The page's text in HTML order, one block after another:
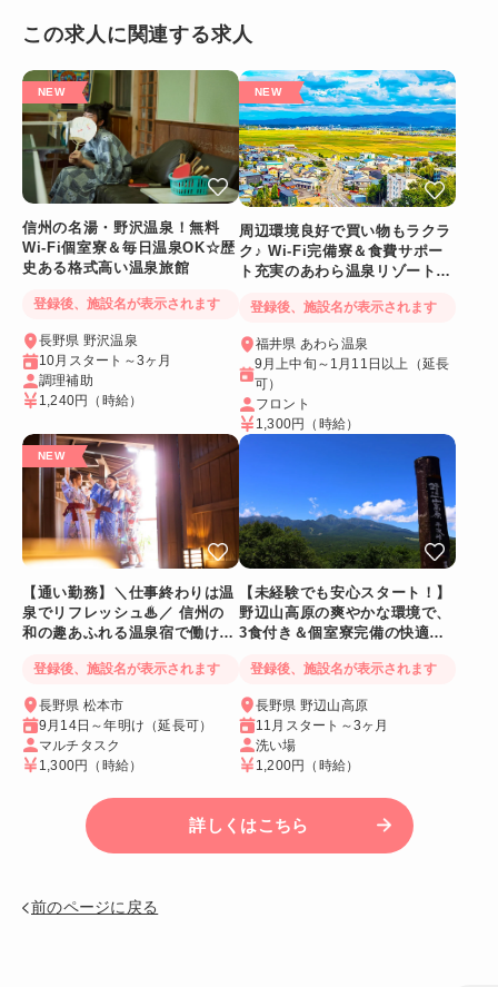
この求人に関連する求人
信州の名湯・野沢温泉！無料
Wi-Fi個室寮＆毎日温泉OK☆歴
史ある格式高い温泉旅館
登録後、施設名が表示されます
長野県 野沢温泉
10月スタート～3ヶ月
調理補助
1,240円
（時給）
周辺環境良好で買い物もラクラ
ク♪ Wi-Fi完備寮＆食費サポー
ト充実のあわら温泉リゾートバ
登録後、施設名が表示されます
福井県 あわら温泉
9月上中旬～1月11日以上（延長
可）
フロント
1,300円
（時給）
【通い勤務】＼仕事終わりは温
泉でリフレッシュ♨／ 信州の
和の趣あふれる温泉宿で働ける
登録後、施設名が表示されます
長野県 松本市
9月14日～年明け（延長可）
マルチタスク
1,300円 （時給）
【未経験でも安心スタート！】
野辺山高原の爽やかな環境で、
3食付き＆個室寮完備の快適リ
登録後、施設名が表示されます
長野県 野辺山高原
11月スタート～3ヶ月
洗い場
1,200円 （時給）
詳しくはこちら
前のページに戻る